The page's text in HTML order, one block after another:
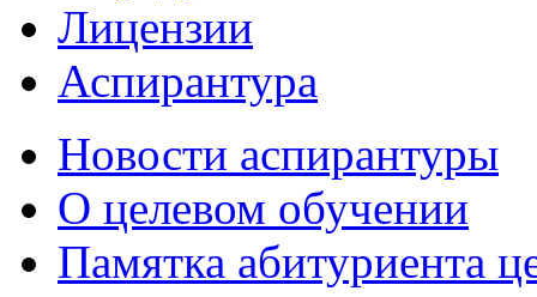
Лицензии
Аспирантура
Новости аспирантуры
О целевом обучении
Памятка абитуриента